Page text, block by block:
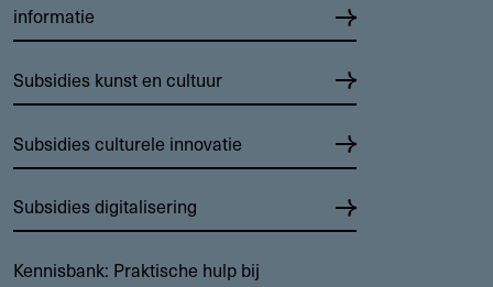
informatie
Subsidies kunst en cultuur
Subsidies culturele innovatie
Subsidies digitalisering
Kennisbank: Praktische hulp bij